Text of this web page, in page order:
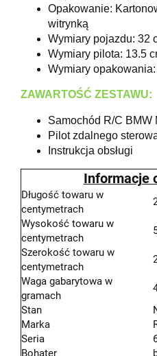
Opakowanie:
witrynką
Wymiary pojazdu: 32
Wymiary pilota: 13.5
Wymiary
ZAWARTOŚĆ ZESTAWU:
Samochód R/C BMW
Pilot zdalnego
Instrukcja obsługi
Informacje
Długość towaru w
centymetrach
Wysokość towaru w
centymetrach
Szerokość towaru w
centymetrach
Waga gabarytowa w
gramach
Stan
Marka
Seria
Bohater